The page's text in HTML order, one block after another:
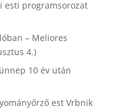
esti programsorozat
– Meliores
4.)
10 év után
est Vrbnik